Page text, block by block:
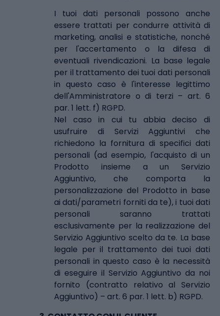
I tuoi dati personali possono anche
essere trattati per condurre attività di
marketing, analisi e statistiche, nonché
per l'accertamento o la difesa di
eventuali rivendicazioni. La base legale
per il trattamento dei tuoi dati personali
in questo caso è l'interesse legittimo
dell'Amministratore o di terzi – art. 6
par. 1 lett. f) RGPD.
Nel caso in cui tu abbia deciso di
usufruire di Servizi Aggiuntivi che
richiedono la fornitura di specifici dati
personali (ad esempio, l'acquisto di un
Prodotto insieme a un Servizio
Aggiuntivo, che comporta la
personalizzazione del Prodotto in base
ai dati/parametri forniti da te), i tuoi dati
personali saranno trattati
esclusivamente per la realizzazione del
Servizio Aggiuntivo scelto da te. La base
legale per il trattamento dei tuoi dati
personali in questo caso è la necessità
di eseguire il Servizio Aggiuntivo da noi
fornito (contratto relativo al Servizio
Aggiuntivo) – art. 6 par. 1 lett. b) RGPD.